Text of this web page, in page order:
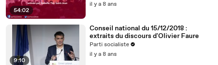
54:02
il y a 8 ans
9:10
Conseil national du 15/12/2018 :
extraits du discours d'Olivier Faure
Parti socialiste
il y a 8 ans